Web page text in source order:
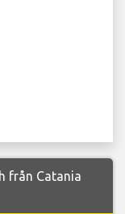
från Catania